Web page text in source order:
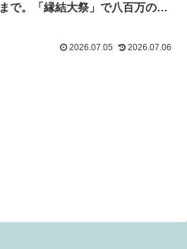
まで。「縁結大祭」で八百万の神
2026.07.05 2026.07.06